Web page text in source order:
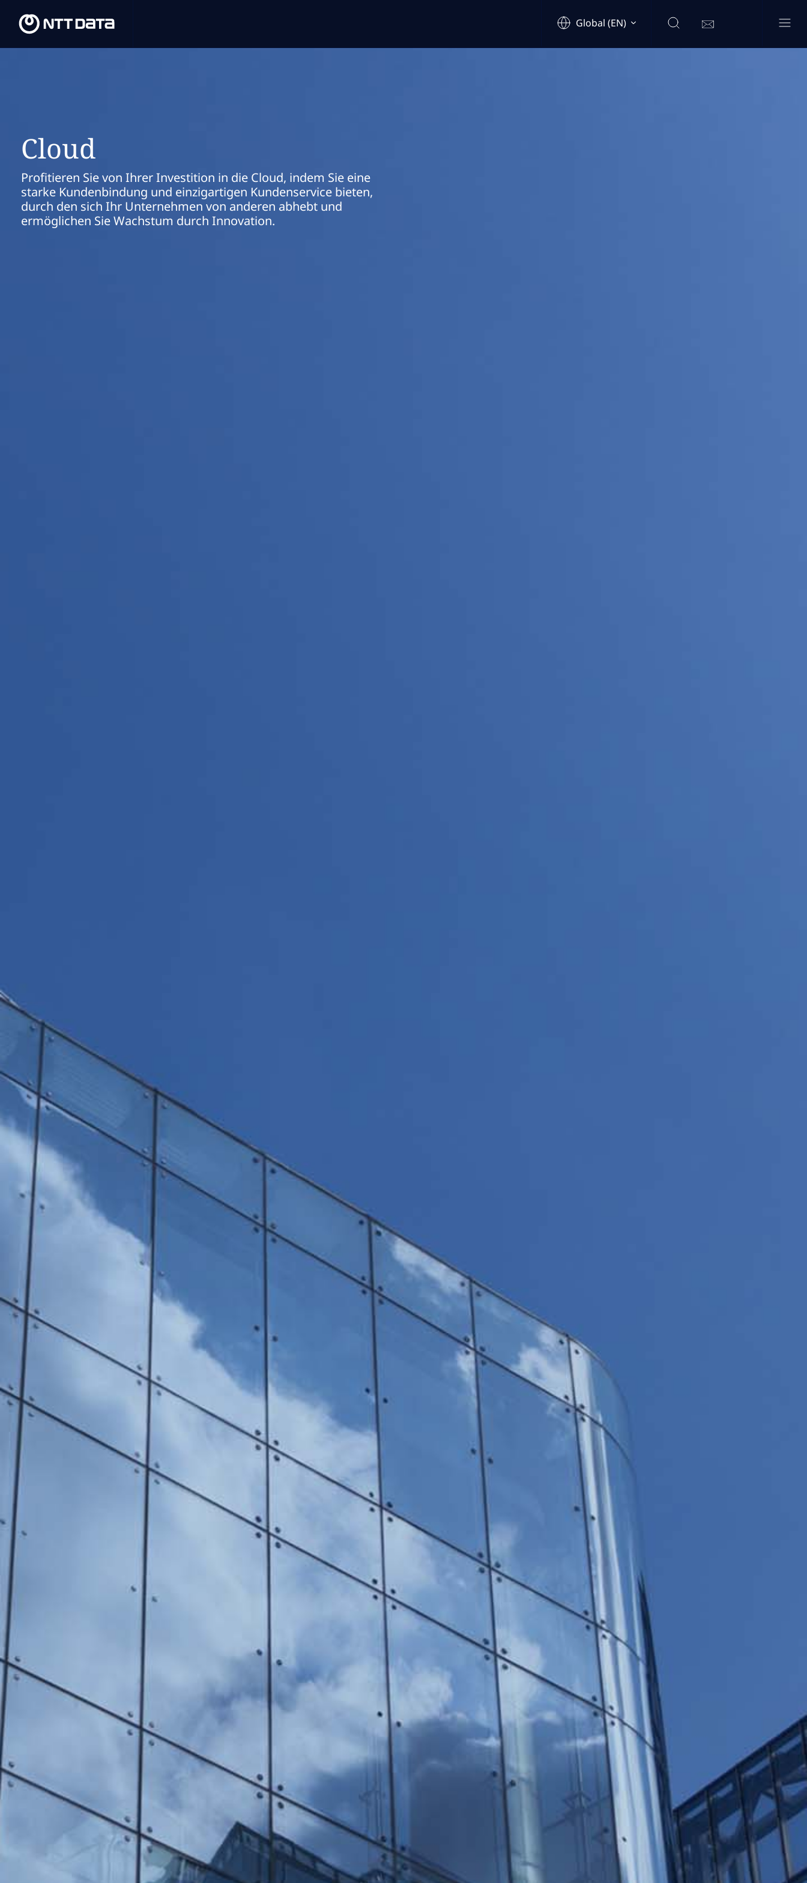
Global (EN)
Cloud
Profitieren Sie von Ihrer Investition in die Cloud, indem Sie eine
starke Kundenbindung und einzigartigen Kundenservice bieten,
durch den sich Ihr Unternehmen von anderen abhebt und
ermöglichen Sie Wachstum durch Innovation.